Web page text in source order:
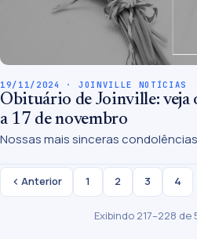
19/11/2024 · JOINVILLE NOTÍCIAS
Obituário de Joinville: veja
a 17 de novembro
Nossas mais sinceras
Anterior 1 2 3 4
Exibindo 217–228